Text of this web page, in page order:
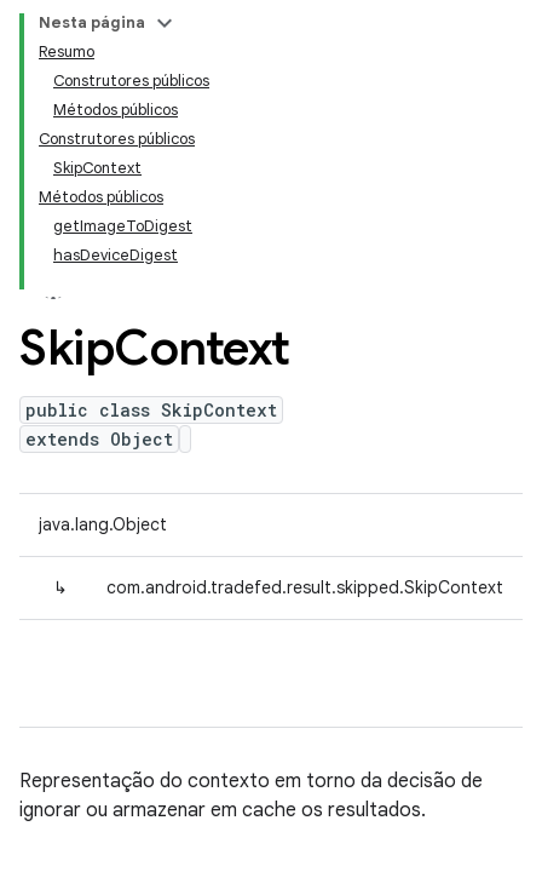
Nesta página
Resumo
Construtores públicos
Métodos públicos
Construtores públicos
SkipContext
Métodos públicos
getImageToDigest
hasDeviceDigest
SkipContext
public class SkipContext
extends Object
java.lang.Object
↳ com.android.tradefed.result.skipped.SkipContext
Representação do contexto em torno da decisão de
ignorar ou armazenar em cache os resultados.